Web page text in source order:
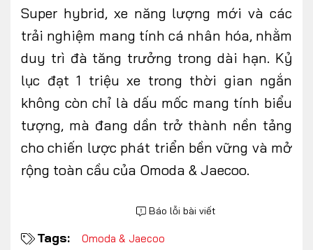
Super hybrid, xe năng lượng mới và các
trải nghiệm mang tính cá nhân hóa, nhằm
duy trì đà tăng trưởng trong dài hạn. Kỷ
lục đạt 1 triệu xe trong thời gian ngắn
không còn chỉ là dấu mốc mang tính biểu
tượng, mà đang dần trở thành nền tảng
cho chiến lược phát triển bền vững và mở
rộng toàn cầu của Omoda & Jaecoo.
Báo lỗi bài viết
Tags:
Omoda & Jaecoo